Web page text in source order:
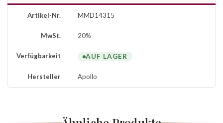
Artikel-Nr. MMD14315
MwSt. 20%
Verfügbarkeit AUF LAGER
Hersteller Apollo